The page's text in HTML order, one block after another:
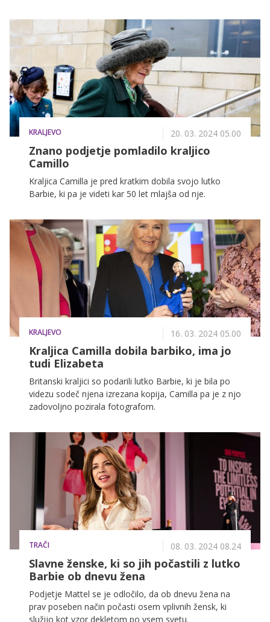
barvo, le v malce drugačnem odtenku.
KRALJEVO 20. 03. 2024 05.00
Znano podjetje pomladilo kraljico
Camillo
Kraljica Camilla je pred kratkim dobila svojo lutko
Barbie, ki pa je videti kar 50 let mlajša od nje.
KRALJEVO 16. 03. 2024 05.00
Kraljica Camilla dobila barbiko, ima jo
tudi Elizabeta
Britanski kraljici so podarili lutko Barbie, ki je bila po
videzu sodeč njena izrezana kopija, Camilla pa je z njo
zadovoljno pozirala fotografom.
TRAČI 08. 03. 2024 08.24
Slavne ženske, ki so jih počastili z lutko
Barbie ob dnevu žena
Podjetje Mattel se je odločilo, da ob dnevu žena na
prav poseben način počasti osem vplivnih žensk, ki
služijo kot vzor dekletom po vsem svetu.